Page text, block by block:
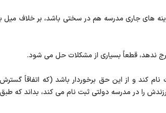
های جاری مدرسه هم در سختی باشد، بر خلاف
ندهد، قطعاً بسیاری از مشکلات حل می شود.
نام کند و از این حق برخوردار باشد (که اتفاقاً